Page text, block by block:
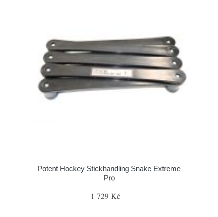
Potent Hockey Stickhandling Snake Extreme
Pro
1 729 Kč